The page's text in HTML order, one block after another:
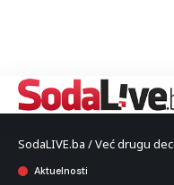
SodaLIVE.ba / Već drugu
Aktuelnosti